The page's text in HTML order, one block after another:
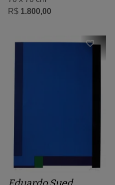
R$ 1.800,00